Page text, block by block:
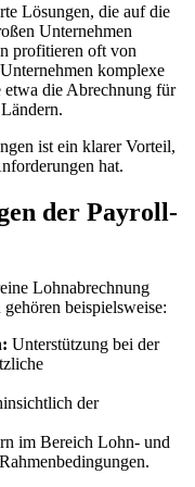
Lösungen, die auf die
Unternehmen
profitieren oft von
komplexe
etwa die Abrechnung für
ist ein klarer Vorteil,
hat.
der Payroll-
Lohnabrechnung
beispielsweise:
Unterstützung bei der
der
im Bereich Lohn- und